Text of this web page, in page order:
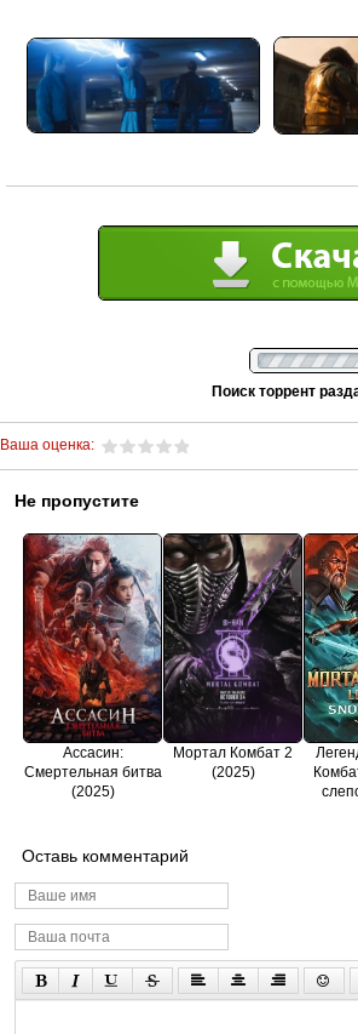
Поиск торрент
Ваша оценка:
Не пропустите
Ассасин:
Смертельная битва
(2025)
Мортал Комбат 2
(2025)
Оставь комментарий